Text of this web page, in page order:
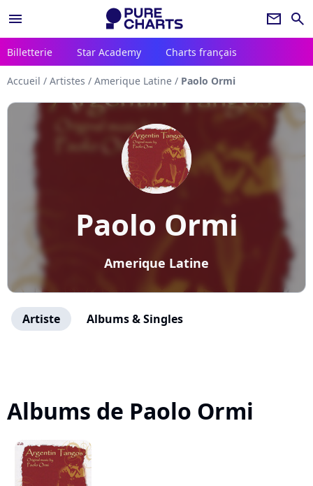
menu newsletter search
Billetterie Star Academy Charts français
Accueil / Artistes / Amerique Latine / Paolo Ormi
Paolo Ormi
Amerique Latine
Artiste Albums & Singles
Albums de Paolo Ormi